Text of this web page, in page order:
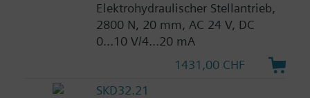
Elektrohydraulischer Stellantrieb,
2800 N, 20 mm, AC 24 V, DC
0...10 V/4...20 mA
1431,00 CHF
SKD32.21